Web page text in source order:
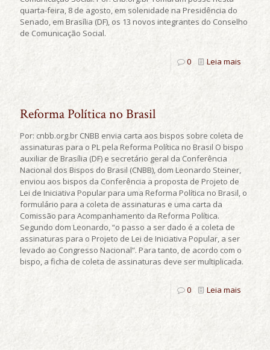
quarta-feira, 8 de agosto, em solenidade na Presidência do
Senado, em Brasília (DF), os 13 novos integrantes do Conselho
de Comunicação Social.
0 Leia mais
Reforma Política no Brasil
Por: cnbb.org.br CNBB envia carta aos bispos sobre coleta de
assinaturas para o PL pela Reforma Política no Brasil O bispo
auxiliar de Brasília (DF) e secretário geral da Conferência
Nacional dos Bispos do Brasil (CNBB), dom Leonardo Steiner,
enviou aos bispos da Conferência a proposta de Projeto de
Lei de Iniciativa Popular para uma Reforma Política no Brasil, o
formulário para a coleta de assinaturas e uma carta da
Comissão para Acompanhamento da Reforma Política.
Segundo dom Leonardo, “o passo a ser dado é a coleta de
assinaturas para o Projeto de Lei de Iniciativa Popular, a ser
levado ao Congresso Nacional”. Para tanto, de acordo com o
bispo, a ficha de coleta de assinaturas deve ser multiplicada.
0 Leia mais